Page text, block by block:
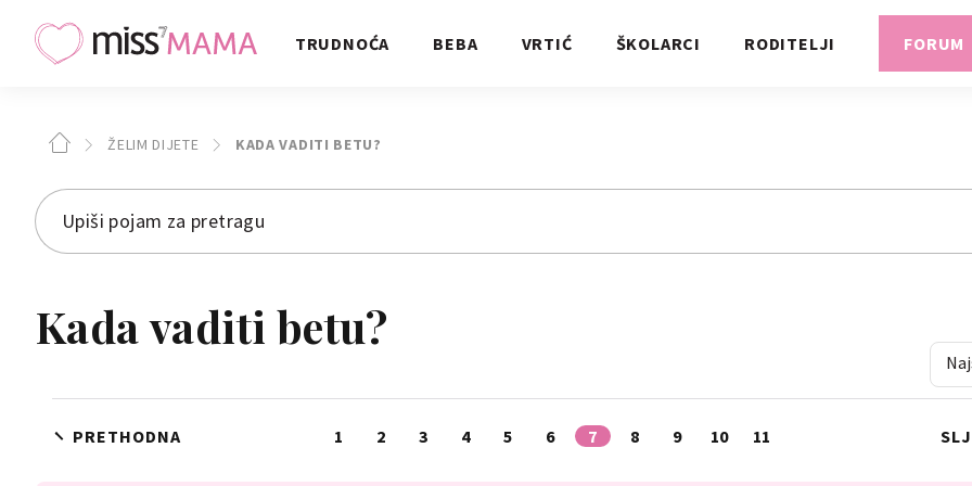
TRUDNOĆA BEBA VRTIĆ ŠKOLARCI RODITELJI FORUM
ŽELIM DIJETE KADA VADITI BETU?
Kada vaditi betu?
PRETHODNA 1 2 3 4 5 6 7 8 9 10 11